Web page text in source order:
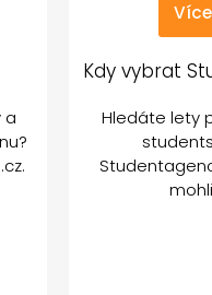
a
Kdy vybrat
Hledáte lety